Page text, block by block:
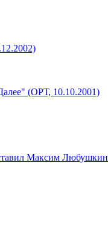
(ОРТ, 10.10.2001)
Максим